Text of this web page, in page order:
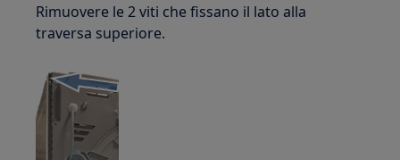
Rimuovere le 2 viti che fissano il lato alla
traversa superiore.